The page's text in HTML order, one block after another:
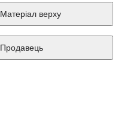
Матеріал верху
Продавець